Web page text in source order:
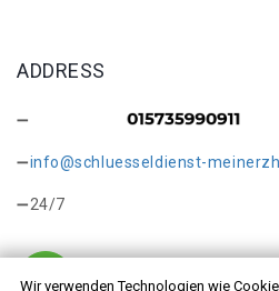
Wir verwenden Technologien wie
ADDRESS
info@schluesseldienst-
24/7